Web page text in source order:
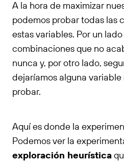
A la hora de maximizar
podemos probar todas las
estas variables. Por un
combinaciones que no
nunca y, por otro lado,
dejaríamos alguna
probar.
Aquí es donde la
Podemos ver la
exploración heurística